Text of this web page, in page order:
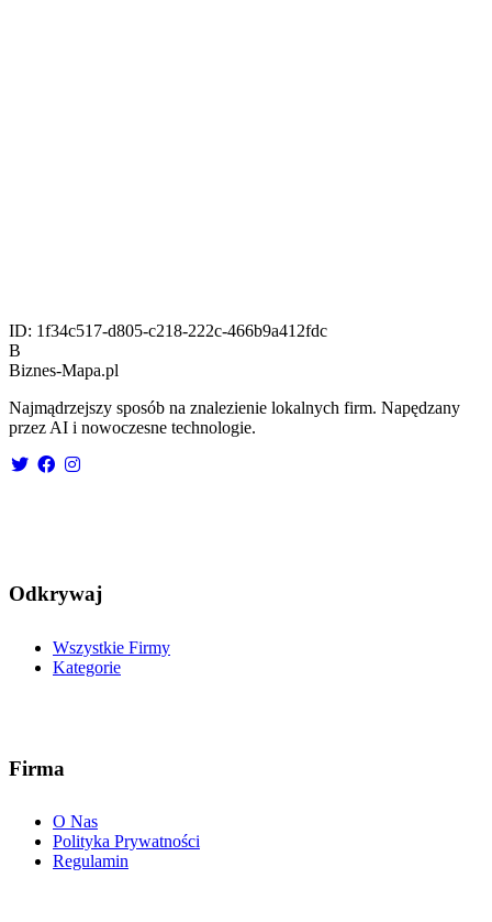
ID: 1f34c517-d805-c218-222c-466b9a412fdc
B
Biznes-Mapa.pl
Najmądrzejszy sposób na znalezienie lokalnych firm. Napędzany
przez AI i nowoczesne technologie.
Odkrywaj
Wszystkie Firmy
Kategorie
Firma
O Nas
Polityka Prywatności
Regulamin